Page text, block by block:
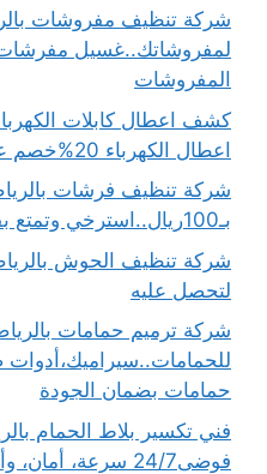
شركة تنظيف مفروشات
لمفروشاتك..غسيل
المفروشات
اعطال الكهرباء 20%خصم على خدماتنا
شركة تنظيف فرشات
بـ100ريال..استرخي وتمتع بفرشات نظيفة
لتحصل عليه
شركة ترميم حمامات
للحمامات..سيراميك،أدوات
حمامات بضمان الجودة
فني تكسير بلاط الحمام
فوضى24/7 سرعة، أمان، وأسعار مناسبة للجميع